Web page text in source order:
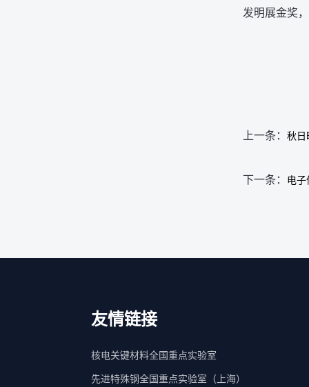
发明展金奖
上一条： 秋
下一条： 电
友情链接
核电关键材料全国重点实验室
先进特殊钢全国重点实验室（上海）